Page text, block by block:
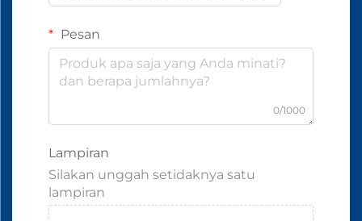
Pesan
0/1000
Lampiran
Silakan unggah setidaknya satu
lampiran